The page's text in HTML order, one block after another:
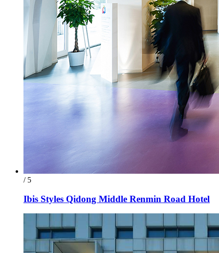
/ 5
Ibis Styles Qidong Middle Renmin Road Hotel